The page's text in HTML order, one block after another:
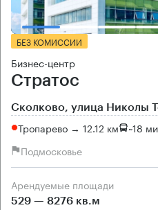
БЕЗ КОМИССИИ
Бизнес-центр
Стратос
Сколково, улица Николы
Тропарево → 12.12 км ~18
Подмосковье
Арендуемые площади
529 — 8276 кв.м